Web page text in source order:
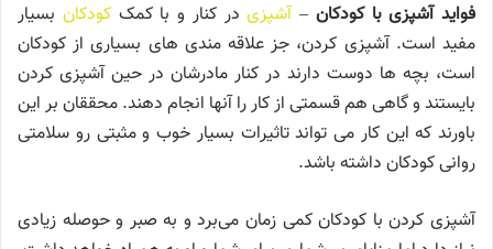
فواید آشپزی با کودکان –آشپزی در کنار و با کمککودکان بسیار
مفید است. آشپزی کردن، جز علاقه مندی های بسیاری از کودکان
است، بچه ها دوست دارند در کنار مادرشان در حین آشپزی کردن
بایستند و گاهی هم قسمتی از کار را آنها انجام دهند. محققان بر این
باورند که این کار می تواند تاثیرات بسیار خوب و مثبتی رو سلامتی
روانی کودکان داشته باشد.
آشپزی کردن با کودکان کمی زمان می‌برد و به صبر و حوصله زیادی